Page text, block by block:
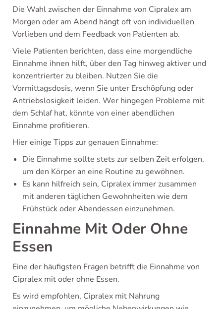
Die Wahl zwischen der Einnahme von Cipralex am
Morgen oder am Abend hängt oft von individuellen
Vorlieben und dem Feedback von Patienten ab.
Viele Patienten berichten, dass eine morgendliche
Einnahme ihnen hilft, über den Tag hinweg aktiver und
konzentrierter zu bleiben. Nutzen Sie die
Vormittagsdosis, wenn Sie unter Erschöpfung oder
Antriebslosigkeit leiden. Wer hingegen Probleme mit
dem Schlaf hat, könnte von einer abendlichen
Einnahme profitieren.
Hier einige Tipps zur genauen Einnahme:
Die Einnahme sollte stets zur selben Zeit erfolgen,
um den Körper an eine Routine zu gewöhnen.
Es kann hilfreich sein, Cipralex immer zusammen
mit anderen täglichen Gewohnheiten wie dem
Frühstück oder Abendessen einzunehmen.
Einnahme Mit Oder Ohne
Essen
Eine der häufigsten Fragen betrifft die Einnahme von
Cipralex mit oder ohne Essen.
Es wird empfohlen, Cipralex mit Nahrung